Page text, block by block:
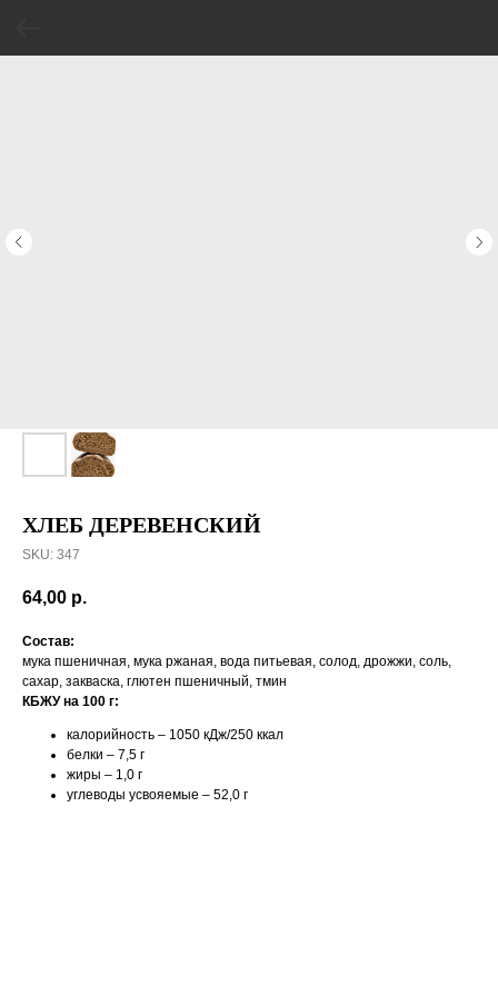
ХЛЕБ ДЕРЕВЕНСКИЙ
SKU: 347
64,00 р.
Состав:
мука пшеничная, мука ржаная, вода питьевая, солод, дрожжи, соль,
сахар, закваска, глютен пшеничный, тмин
КБЖУ на 100 г:
калорийность – 1050 кДж/250 ккал
белки – 7,5 г
жиры – 1,0 г
углеводы усвояемые – 52,0 г